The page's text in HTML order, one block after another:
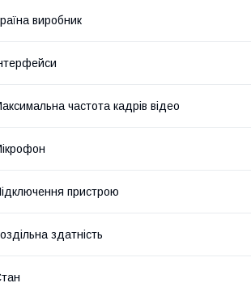
виробник
частота кадрів відео
пристрою
здатність